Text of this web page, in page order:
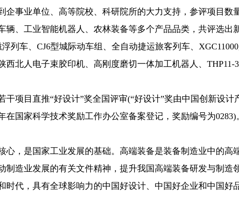
事业单位、高等院校、科研院所的大力支持，参评项目数
辆、工业智能机器人、农林装备等多个产品品类，共评选
列车、CJ6型城际动车组、全自动捷运旅客列车、
西北人电子束胶印机、高刚度磨切一体加工机器人、
目直推“好设计”奖全国评审(“好设计”奖由中国创新设计
在国家科学技术奖励工作办公室备案登记，奖励编号为0283)
，是国家工业发展的基础。高端装备是装备制造业中的高
制造业发展的有关文件精神，提升我国高端装备研发与制
时代，具有全球影响力的中国好设计、中国好企业和中国